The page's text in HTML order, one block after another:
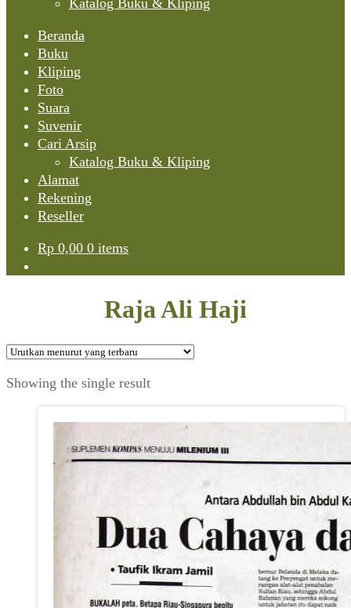
Katalog Buku & Kliping
Beranda
Buku
Kliping
Foto
Suara
Suvenir
Cari Arsip
Katalog Buku & Kliping
Alamat
Rekening
Reseller
Rp 0,00 0 items
Raja Ali Haji
Showing the single result